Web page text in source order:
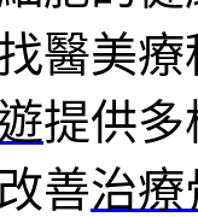
醫美
提供
善治療